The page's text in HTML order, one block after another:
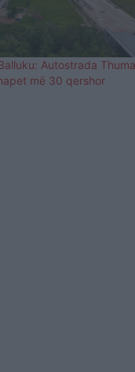
Autostrada
më 30 qershor